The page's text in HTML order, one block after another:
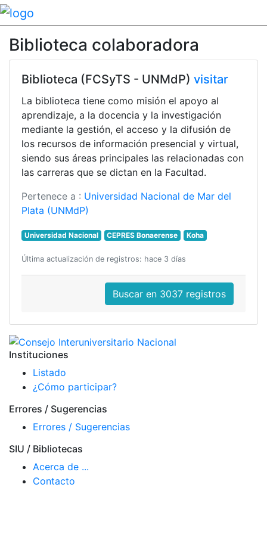
Biblioteca colaboradora
Biblioteca (FCSyTS - UNMdP) visitar
La biblioteca tiene como misión el apoyo al
aprendizaje, a la docencia y la investigación
mediante la gestión, el acceso y la difusión de
los recursos de información presencial y virtual,
siendo sus áreas principales las relacionadas con
las carreras que se dictan en la Facultad.
Pertenece a : Universidad Nacional de Mar del
Plata (UNMdP)
Universidad Nacional CEPRES Bonaerense Koha
Última actualización de registros: hace 3 días
Buscar en 3037 registros
Instituciones
Listado
¿Cómo participar?
Errores / Sugerencias
Errores / Sugerencias
SIU / Bibliotecas
Acerca de ...
Contacto